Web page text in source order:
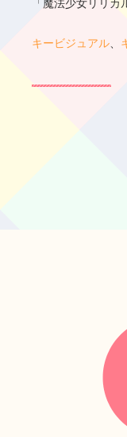
キービジュアル、